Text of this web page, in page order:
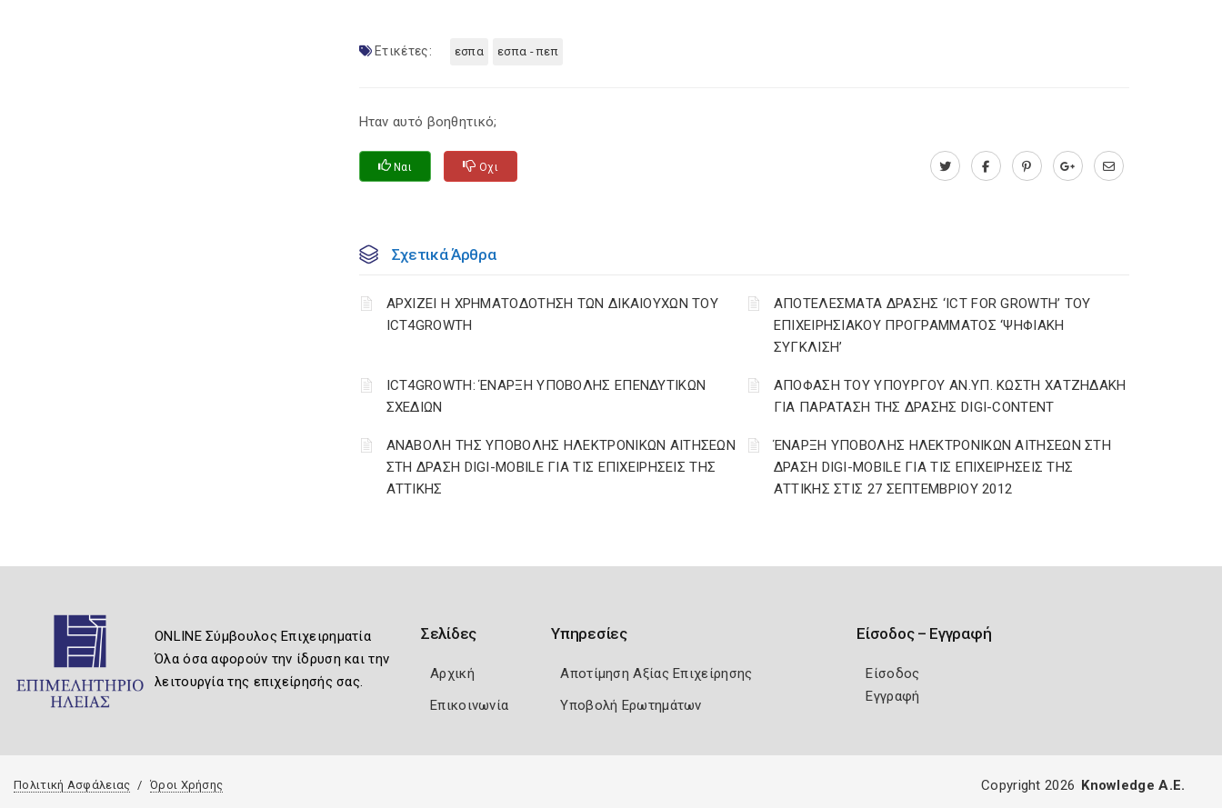
Ετικέτες: εσπα εσπα - πεπ
Ηταν αυτό βοηθητικό;
Ναι Οχι
Σχετικά Άρθρα
ΑΡΧΙΖΕΙ Η ΧΡΗΜΑΤΟΔΟΤΗΣΗ ΤΩΝ ΔΙΚΑΙΟΥΧΩΝ ΤΟΥ
ICT4GROWTH
ΑΠΟΤΕΛΕΣΜΑΤΑ ΔΡΑΣΗΣ ‘ICT FOR GROWTH’ ΤΟΥ
ΕΠΙΧΕΙΡΗΣΙΑΚΟΥ ΠΡΟΓΡΑΜΜΑΤΟΣ ‘ΨΗΦΙΑΚΗ
ΣΥΓΚΛΙΣΗ’
ICT4GROWTH: ΈΝΑΡΞΗ ΥΠΟΒΟΛΗΣ ΕΠΕΝΔΥΤΙΚΩΝ
ΣΧΕΔΙΩΝ
ΑΠΟΦΑΣΗ ΤΟΥ ΥΠΟΥΡΓΟΥ ΑΝ.ΥΠ. ΚΩΣΤΗ ΧΑΤΖΗΔΑΚΗ
ΓΙΑ ΠΑΡΑΤΑΣΗ ΤΗΣ ΔΡΑΣΗΣ DIGI-CONTENT
ΑΝΑΒΟΛΗ ΤΗΣ ΥΠΟΒΟΛΗΣ ΗΛΕΚΤΡΟΝΙΚΩΝ ΑΙΤΗΣΕΩΝ
ΣΤΗ ΔΡΑΣΗ DIGI-MOBILE ΓΙΑ ΤΙΣ ΕΠΙΧΕΙΡΗΣΕΙΣ ΤΗΣ
ΑΤΤΙΚΗΣ
ΈΝΑΡΞΗ ΥΠΟΒΟΛΗΣ ΗΛΕΚΤΡΟΝΙΚΩΝ ΑΙΤΗΣΕΩΝ ΣΤΗ
ΔΡΑΣΗ DIGI-MOBILE ΓΙΑ ΤΙΣ ΕΠΙΧΕΙΡΗΣΕΙΣ ΤΗΣ
ΑΤΤΙΚΗΣ ΣΤΙΣ 27 ΣΕΠΤΕΜΒΡΙΟΥ 2012
ONLINE Σύμβουλος Επιχειρηματία
Όλα όσα αφορούν την ίδρυση και την
λειτουργία της επιχείρησής σας.
Σελίδες
Αρχική
Επικοινωνία
Υπηρεσίες
Αποτίμηση Αξίας Επιχείρησης
Υποβολή Ερωτημάτων
Είσοδος – Εγγραφή
Είσοδος
Εγγραφή
Πολιτική Ασφάλειας Όροι Χρήσης Copyright 2026 Knowledge A.E.